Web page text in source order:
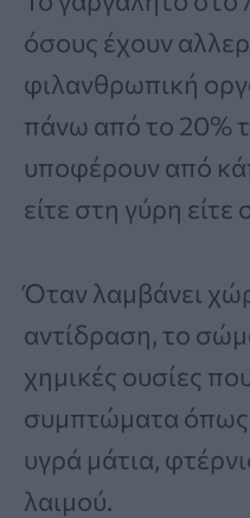
όσους έχουν
φιλανθρωπική
πάνω από το 20%
υποφέρουν από
είτε στη γύρη
Όταν λαμβάνει
αντίδραση, το
χημικές ουσίες
συμπτώματα όπως
υγρά μάτια,
λαιμού.